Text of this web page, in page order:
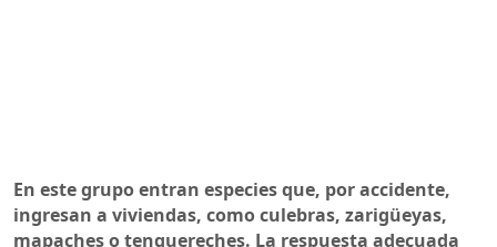
En este grupo entran especies que, por accidente,
ingresan a viviendas, como culebras, zarigüeyas,
mapaches o tenguereches. La respuesta adecuada